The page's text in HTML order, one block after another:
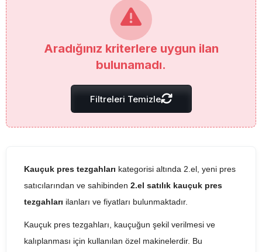
Aradığınız kriterlere uygun ilan
bulunamadı.
Filtreleri Temizle
Kauçuk pres tezgahları kategorisi altında 2.el, yeni pres
satıcılarından ve sahibinden 2.el satılık kauçuk pres
tezgahları ilanları ve fiyatları bulunmaktadır.
Kauçuk pres tezgahları, kauçuğun şekil verilmesi ve
kalıplanması için kullanılan özel makinelerdir. Bu